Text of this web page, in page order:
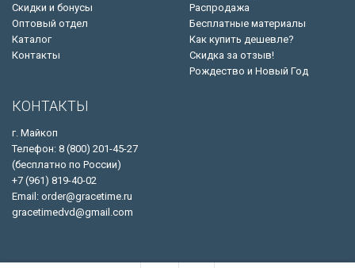
Скидки и бонусы
Оптовый отдел
Каталог
Контакты
Распродажа
Бесплатные материалы
Как купить дешевле?
Скидка за отзыв!
Рождество и Новый Год
КОНТАКТЫ
г. Майкоп
Телефон: 8 (800) 201-45-27
(бесплатно по России)
+7 (961) 819-40-02
Email: order@gracetime.ru
gracetimedvd@gmail.com